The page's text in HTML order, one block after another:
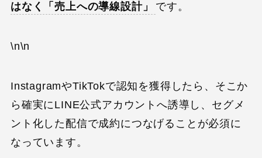
はなく「売上への導線設計」
です。
\n\n
InstagramやTikTokで認知を獲得したら、そこか
ら確実にLINE公式アカウントへ誘導し、セグメ
ント化した配信で成約につなげることが必須に
なっています。